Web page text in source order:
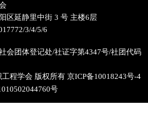
区延静里中街 3 号 主楼6层
3/4/5/6
会团体登记处/社证字第4347号/社团代码
程学会 版权所有 京ICP备10018243号-4
号